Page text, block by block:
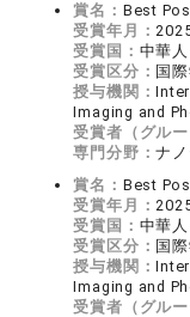
賞名： Best
受賞年月：
受賞国： 中華
受賞区分： 国
授与機関：
Imaging and
受賞者（グル
専門分野：ナ
賞名： Best
受賞年月：
受賞国： 中華
受賞区分： 国
授与機関：
Imaging and
受賞者（グル